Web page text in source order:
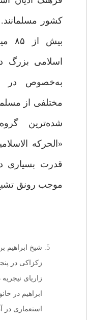
کشور
بیش
اسلامی بزرگ
به‌خصوص در
مختلفی از
شده‌ترین
«الحرکه
قدرت بسیاری
موجب رونق
شیخ ابراهیم
زاریای
ابراهیم در
استعماری در